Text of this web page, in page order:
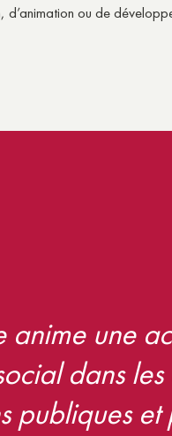
ou de
anime une
dans
publiques et